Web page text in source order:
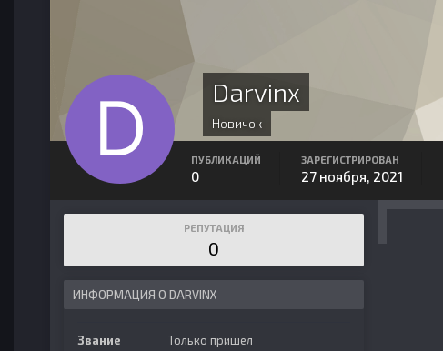
Darvinx
Новичок
ПУБЛИКАЦИЙ
0
ЗАРЕГИСТРИРОВАН
27 ноября, 2021
РЕПУТАЦИЯ
0
ИНФОРМАЦИЯ О DARVINX
Звание Только пришел